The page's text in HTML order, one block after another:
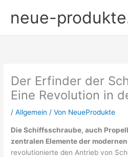
Inhaltneue-
Der Erfinder der
Eine Revolution in
/Allgemein / Von NeueProdukte
Die Schiffsschraube, auch
zentralen Elemente der
revolutionierte den Antrieb von